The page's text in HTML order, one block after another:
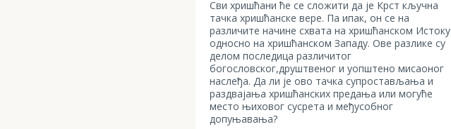
Сви хришћани ће се сложити да је Крст кључна
тачка хришћанске вере. Па ипак, он се на
различите начине схвата на хришћанском Истоку
односно на хришћанском Западу. Ове разлике су
делом последица различитог
богословског,друштвеног и уопштено мисаоног
наслеђа. Да ли је ово тачка супростављања и
раздвајања хришћанских предања или могуће
место њиховог сусрета и међусобног
допуњавања?